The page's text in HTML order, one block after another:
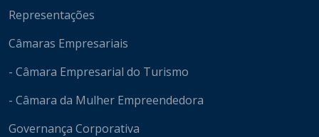
Representações
Câmaras Empresariais
- Câmara Empresarial do Turismo
- Câmara da Mulher Empreendedora
Governança Corporativa